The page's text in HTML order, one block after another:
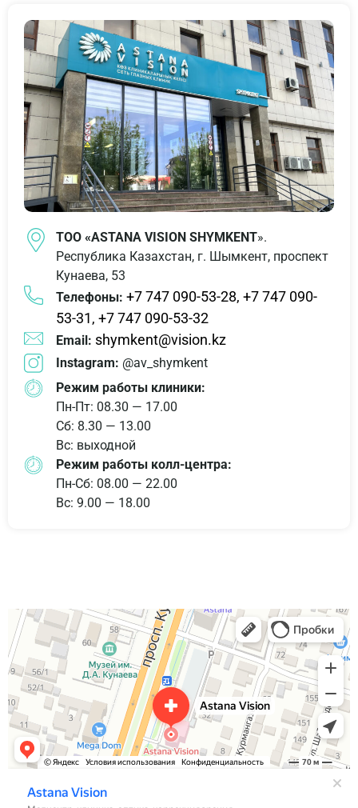
ТОО «ASTANA VISION SHYMKENT».
Республика Казахстан, г. Шымкент, проспект
Кунаева, 53
Телефоны: +7 747 090-53-28, +7 747 090-
53-31, +7 747 090-53-32
Email: shymkent@vision.kz
Instagram: @av_shymkent
Режим работы клиники:
Пн-Пт: 08.30 — 17.00
Сб: 8.30 — 13.00
Вс: выходной
Режим работы колл-центра:
Пн-Сб: 08.00 — 22.00
Вс: 9.00 — 18.00
Astana Vision
Медцентр, клиника в Шымкенте
Салон оптики в Шымкенте